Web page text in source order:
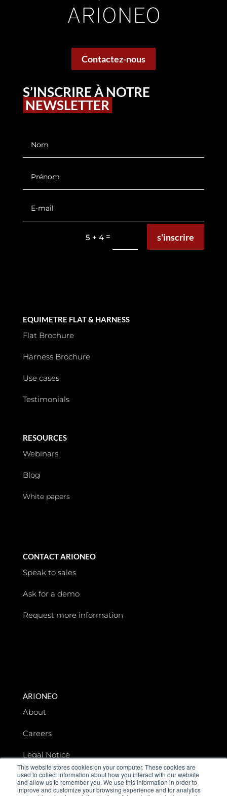
This website stores cookies on your computer. These cookies are
used to collect information about how you interact with our website
and allow us to remember you. We use this information in order to
improve and customize your browsing experience and for analytics
Contactez-nous
S’INSCRIRE À NOTRE
NEWSLETTER
5 + 4 = s'inscrire
EQUIMETRE FLAT & HARNESS
Flat Brochure
Harness Brochure
Use cases
Testimonials
RESOURCES
Webinars
Blog
White papers
CONTACT ARIONEO
Speak to sales
Ask for a demo
Request more information
ARIONEO
About
Careers
Legal Notice
Data privacy